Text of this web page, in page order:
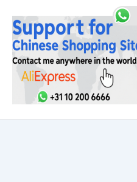
naar
inhoud